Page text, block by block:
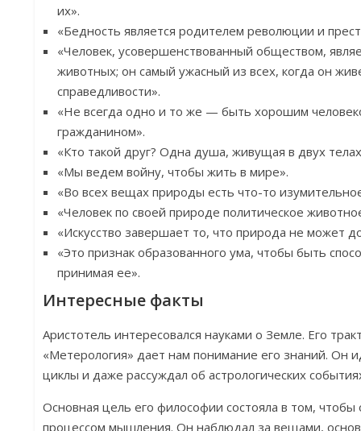
их».
«Бедность является родителем революции и
«Человек, усовершенствованный обществом,
животных; он самый ужасный из всех, когда он
справедливости».
«Не всегда одно и то же — быть хорошим
гражданином».
«Кто такой друг? Одна душа, живущая в двух
«Мы ведем войну, чтобы жить в мире».
«Во всех вещах природы есть что-то
«Человек по своей природе политическое
«Искусство завершает то, что природа не может
«Это признак образованного ума, чтобы быть
принимая ее».
Интересные факты
Аристотель интересовался науками о Земле. Его
«Метерология» дает нам понимание его знаний. Он
циклы и даже рассуждал об астрологических
Основная цель его философии состояла в том,
процессом мышления. Он наблюдал за вещами,